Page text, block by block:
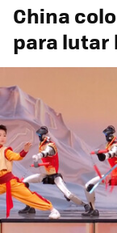
China
para lutar